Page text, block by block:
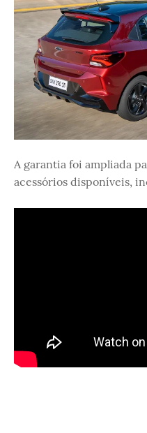
A garantia foi ampliada
acessórios disponíveis,